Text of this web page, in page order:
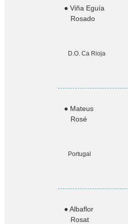
● Viña Eguía
Rosado
D.O. Ca Rioja
● Mateus
Rosé
Portugal
● Albaflor
Rosat